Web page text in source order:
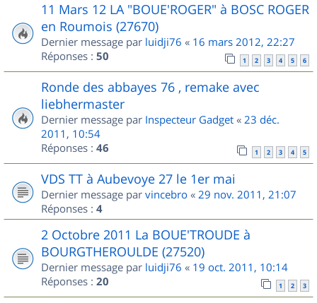
11 Mars 12 LA "BOUE'ROGER" à BOSC ROGER
en Roumois (27670)
Dernier message par luidji76 « 16 mars 2012, 22:27
Réponses : 50 1 2 3 4 5 6
Ronde des abbayes 76 , remake avec
liebhermaster
Dernier message par Inspecteur Gadget « 23 déc.
2011, 10:54
Réponses : 46 1 2 3 4 5
VDS TT à Aubevoye 27 le 1er mai
Dernier message par vincebro « 29 nov. 2011, 21:07
Réponses : 4
2 Octobre 2011 La BOUE'TROUDE à
BOURGTHEROULDE (27520)
Dernier message par luidji76 « 19 oct. 2011, 10:14
Réponses : 20 1 2 3